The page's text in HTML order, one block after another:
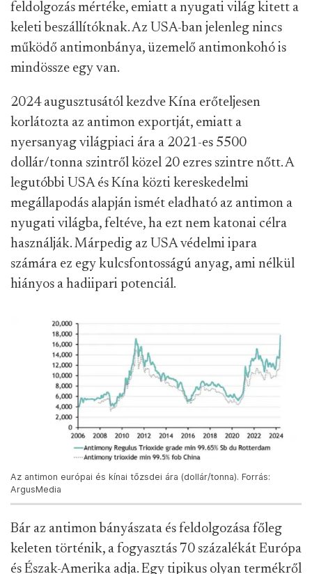
feldolgozás mértéke, emiatt a nyugati világ kitett a
keleti beszállítóknak. Az USA-ban jelenleg nincs
működő antimonbánya, üzemelő antimonkohó is
mindössze egy van.
2024 augusztusától kezdve Kína erőteljesen
korlátozta az antimon exportját, emiatt a
nyersanyag világpiaci ára a 2021-es 5500
dollár/tonna szintről közel 20 ezres szintre nőtt. A
legutóbbi USA és Kína közti kereskedelmi
megállapodás alapján ismét eladható az antimon a
nyugati világba, feltéve, ha ezt nem katonai célra
használják. Márpedig az USA védelmi ipara
számára ez egy kulcsfontosságú anyag, ami nélkül
hiányos a hadiipari potenciál.
Az antimon európai és kínai tőzsdei ára (dollár/tonna). Forrás:
ArgusMedia
Bár az antimon bányászata és feldolgozása főleg
keleten történik, a fogyasztás 70 százalékát Európa
és Észak-Amerika adja. Egy tipikus olyan termékről